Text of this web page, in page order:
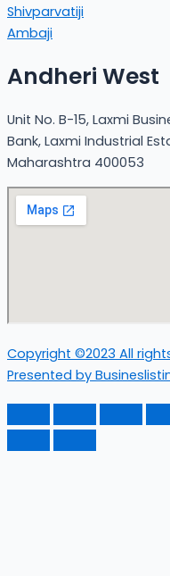
Shivparvatiji
Ambaji
Andheri West
Unit No. B-15, Laxmi
Bank, Laxmi Industrial
Maharashtra 400053
Copyright ©2023 All
Presented by